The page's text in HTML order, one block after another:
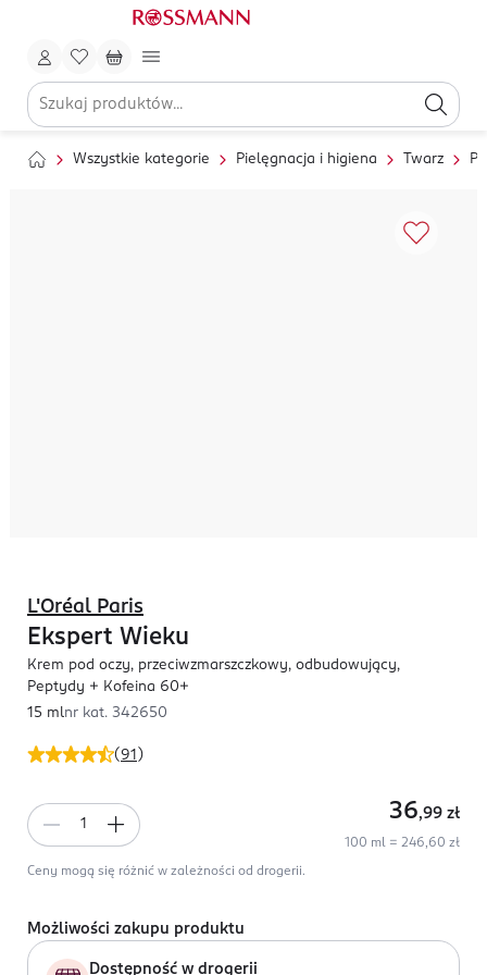
Wszystkie kategorie Pielęgnacja i higiena Twarz
(91 )
L'Oréal Paris
Ekspert Wieku
Krem pod oczy, przeciwzmarszczkowy, odbudowujący,
Peptydy + Kofeina 60+
15 mlnr kat. 342650
36,99 zł
100 ml = 246,60 zł
Ceny mogą się różnić w zależności od drogerii.
Możliwości zakupu produktu
Dostępność w drogerii